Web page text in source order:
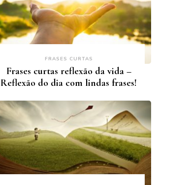
FRASES CURTAS
Frases curtas reflexão da vida –
Reflexão do dia com lindas frases!